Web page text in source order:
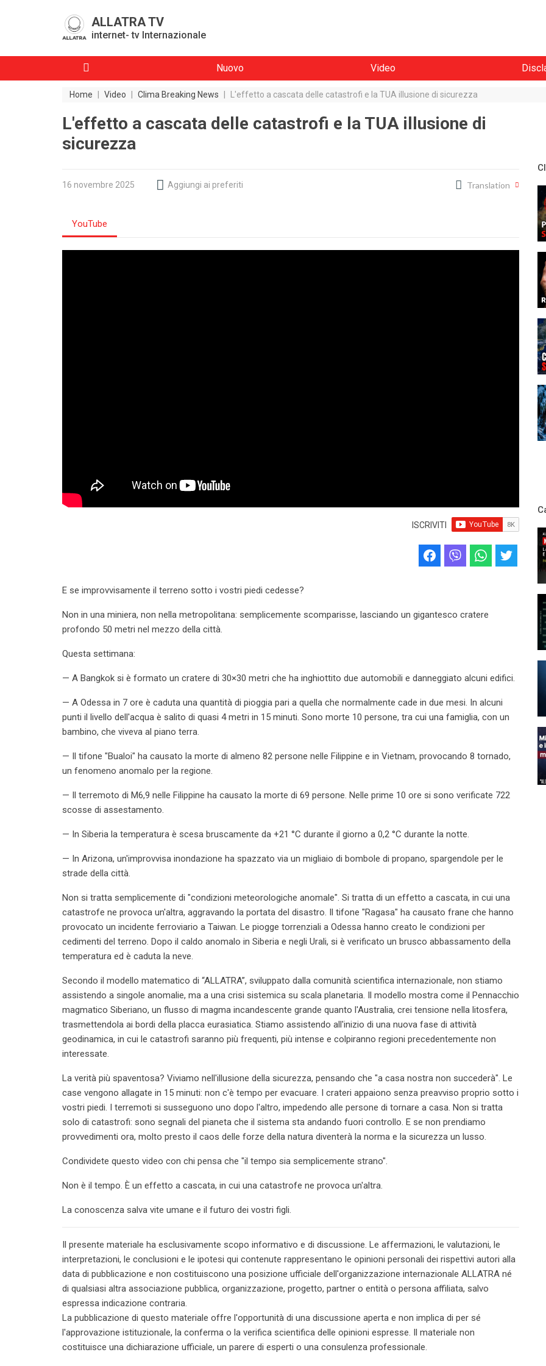
ALLATRA TV
internet- tv Internazionale
Nuovo Video
Home Video Clima Breaking News L'effetto a cascata delle catastrofi e la TUA illusione di sicurezza
L'effetto a cascata delle catastrofi e la TUA illusione di
sicurezza
16 novembre 2025 Aggiungi ai preferiti Translation
YouTube
ISCRIVITI
E se improvvisamente il terreno sotto i vostri piedi cedesse?
Non in una miniera, non nella metropolitana: semplicemente scomparisse, lasciando un gigantesco cratere
profondo 50 metri nel mezzo della città.
Questa settimana:
— A Bangkok si è formato un cratere di 30×30 metri che ha inghiottito due automobili e danneggiato alcuni edifici.
— A Odessa in 7 ore è caduta una quantità di pioggia pari a quella che normalmente cade in due mesi. In alcuni
punti il livello dell'acqua è salito di quasi 4 metri in 15 minuti. Sono morte 10 persone, tra cui una famiglia, con un
bambino, che viveva al piano terra.
— Il tifone "Bualoi" ha causato la morte di almeno 82 persone nelle Filippine e in Vietnam, provocando 8 tornado,
un fenomeno anomalo per la regione.
— Il terremoto di M6,9 nelle Filippine ha causato la morte di 69 persone. Nelle prime 10 ore si sono verificate 722
scosse di assestamento.
— In Siberia la temperatura è scesa bruscamente da +21 °C durante il giorno a 0,2 °C durante la notte.
— In Arizona, un'improvvisa inondazione ha spazzato via un migliaio di bombole di propano, spargendole per le
strade della città.
Non si tratta semplicemente di "condizioni meteorologiche anomale". Si tratta di un effetto a cascata, in cui una
catastrofe ne provoca un'altra, aggravando la portata del disastro. Il tifone "Ragasa" ha causato frane che hanno
provocato un incidente ferroviario a Taiwan. Le piogge torrenziali a Odessa hanno creato le condizioni per
cedimenti del terreno. Dopo il caldo anomalo in Siberia e negli Urali, si è verificato un brusco abbassamento della
temperatura ed è caduta la neve.
Secondo il modello matematico di “ALLATRA”, sviluppato dalla comunità scientifica internazionale, non stiamo
assistendo a singole anomalie, ma a una crisi sistemica su scala planetaria. Il modello mostra come il Pennacchio
magmatico Siberiano, un flusso di magma incandescente grande quanto l'Australia, crei tensione nella litosfera,
trasmettendola ai bordi della placca eurasiatica. Stiamo assistendo all'inizio di una nuova fase di attività
geodinamica, in cui le catastrofi saranno più frequenti, più intense e colpiranno regioni precedentemente non
interessate.
La verità più spaventosa? Viviamo nell'illusione della sicurezza, pensando che "a casa nostra non succederà". Le
case vengono allagate in 15 minuti: non c'è tempo per evacuare. I crateri appaiono senza preavviso proprio sotto i
vostri piedi. I terremoti si susseguono uno dopo l'altro, impedendo alle persone di tornare a casa. Non si tratta
solo di catastrofi: sono segnali del pianeta che il sistema sta andando fuori controllo. E se non prendiamo
provvedimenti ora, molto presto il caos delle forze della natura diventerà la norma e la sicurezza un lusso.
Condividete questo video con chi pensa che "il tempo sia semplicemente strano".
Non è il tempo. È un effetto a cascata, in cui una catastrofe ne provoca un'altra.
La conoscenza salva vite umane e il futuro dei vostri figli.
Il presente materiale ha esclusivamente scopo informativo e di discussione. Le affermazioni, le valutazioni, le
interpretazioni, le conclusioni e le ipotesi qui contenute rappresentano le opinioni personali dei rispettivi autori alla
data di pubblicazione e non costituiscono una posizione ufficiale dell'organizzazione internazionale ALLATRA né
di qualsiasi altra associazione pubblica, organizzazione, progetto, partner o entità o persona affiliata, salvo
espressa indicazione contraria.
La pubblicazione di questo materiale offre l'opportunità di una discussione aperta e non implica di per sé
l'approvazione istituzionale, la conferma o la verifica scientifica delle opinioni espresse. Il materiale non
costituisce una dichiarazione ufficiale, un parere di esperti o una consulenza professionale.